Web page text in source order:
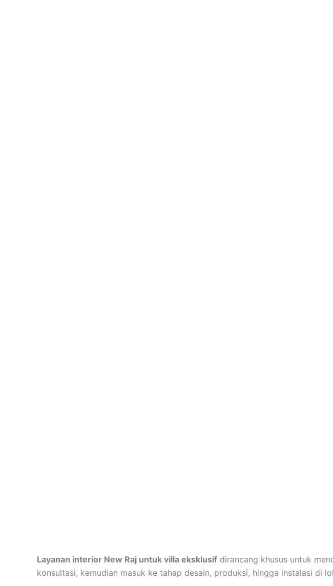
Layanan interior New Raj untuk villa eksklusif dirancang khusus untuk
konsultasi, kemudian masuk ke tahap desain, produksi, hingga instalasi di